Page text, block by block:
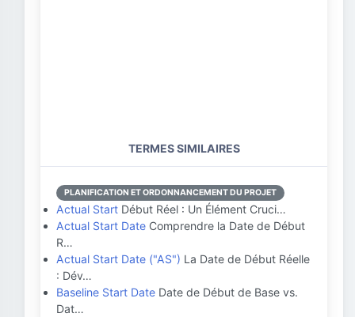
TERMES SIMILAIRES
PLANIFICATION ET ORDONNANCEMENT DU PROJET
Actual Start Début Réel : Un Élément Cruci…
Actual Start Date Comprendre la Date de Début
R…
Actual Start Date ("AS") La Date de Début Réelle
: Dév…
Baseline Start Date Date de Début de Base vs.
Dat…